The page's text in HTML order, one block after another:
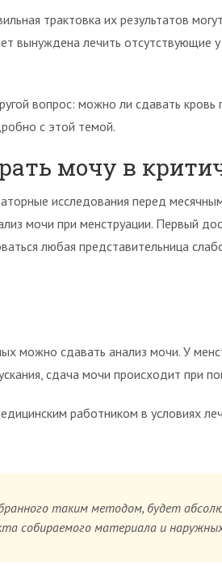
трактовка их результатов
вынуждена лечить отсутствующие у
вопрос: можно ли сдавать кровь
с этой темой.
мочу в
исследования перед
мочи при менструации. Первый
любая представительница
можно сдавать анализ мочи. У
сдача мочи происходит при
работником в условиях
таким методом, будет
собираемого материала и